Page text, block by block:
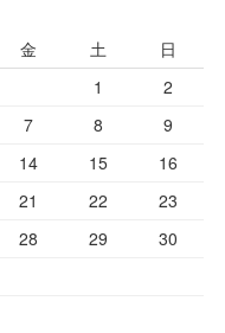
金 土
日
1
2
7 8
9
14 15
16
21 22
23
28 29
30